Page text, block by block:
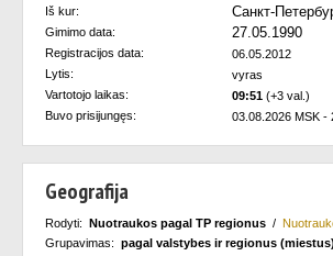
Iš kur: Санкт-
Gimimo data: 27.05.1990
Registracijos data:
06.05.2012
Lytis:
vyras
Vartotojo laikas:
09:51 (+3 val.)
Buvo prisijungęs:
03.08.2026 MSK -
Geografija
Rodyti: Nuotraukos pagal TP regionus /
Grupavimas: pagal valstybes ir regionus (miestus)